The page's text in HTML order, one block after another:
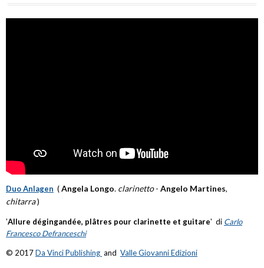
Duo Anlagen (Angela Longo. clarinetto- Angelo Martines,
chitarra)
'Allure dégingandée, plâtres pour clarinette et guitare' di Carlo
Francesco Defranceschi
© 2017Da Vinci Publishing and Valle Giovanni Edizioni